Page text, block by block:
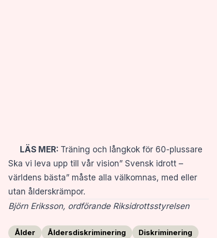
LÄS MER: Träning och långkok för 60-plussare
Ska vi leva upp till vår vision” Svensk idrott –
världens bästa” måste alla välkomnas, med eller
utan ålderskrämpor.
Björn Eriksson, ordförande Riksidrottsstyrelsen
Ålder Åldersdiskriminering
Diskriminering